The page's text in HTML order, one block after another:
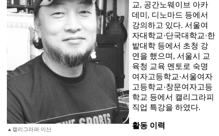
▲캘리그라퍼 이산
교, 공간노웨이브 아카
데미, 디노마드 등에서
강의하고 있다. 서울여
자대학교·단국대학교·한
밭대학 등에서 초청 강
연을 했으며, 서울시 교
육청 교육 멘토로 숙명
여자고등학교·서울여자
고등학교·창문여자고등
학교 등에서 캘리그라피
직업 특강을 하였다.
활동 이력